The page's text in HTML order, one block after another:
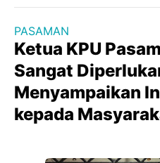
PASAMAN
Ketua KPU
Sangat
Menyampaikan
kepada